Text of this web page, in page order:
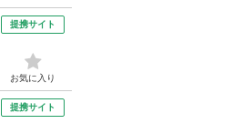
提携サイト
お気に入り
提携サイト